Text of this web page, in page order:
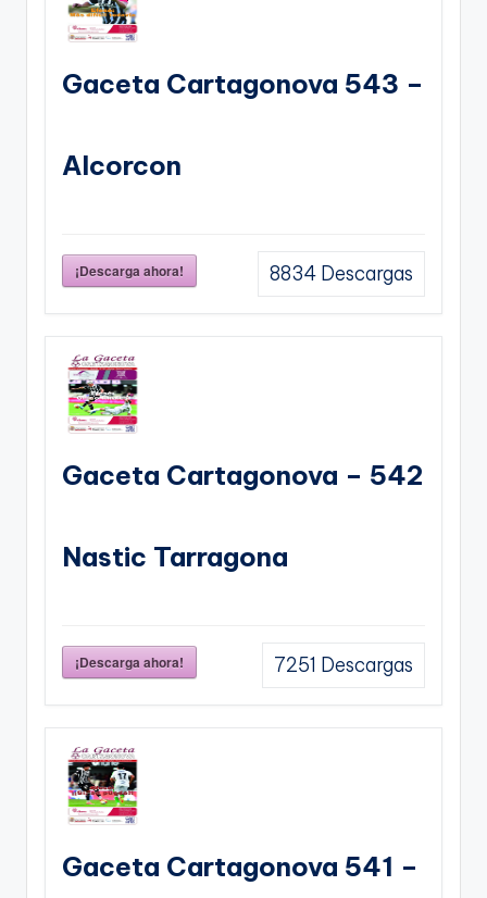
Gaceta Cartagonova 543 –
Alcorcon
¡Descarga ahora! 8834 Descargas
Gaceta Cartagonova – 542
Nastic Tarragona
¡Descarga ahora! 7251 Descargas
Gaceta Cartagonova 541 –